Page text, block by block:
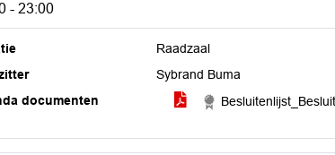
- 23:00
Raadzaal
Sybrand Buma
documenten